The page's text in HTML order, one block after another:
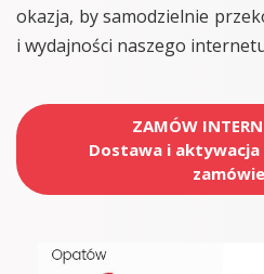
okazja, by samodzielnie
i wydajności naszego
ZAMÓW
Dostawa i aktywacja